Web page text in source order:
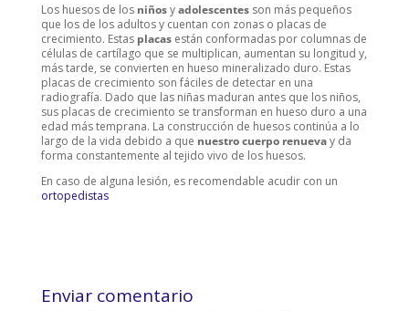
Los huesos de los niñosyadolescentes son más pequeños
que los de los adultos y cuentan con zonas o placas de
crecimiento. Estas placas están conformadas por columnas de
células de cartílago que se multiplican, aumentan su longitud y,
más tarde, se convierten en hueso mineralizado duro. Estas
placas de crecimiento son fáciles de detectar en una
radiografía. Dado que las niñas maduran antes que los niños,
sus placas de crecimiento se transforman en hueso duro a una
edad más temprana. La construcción de huesos continúa a lo
largo de la vida debido a que nuestro cuerpo renuevay da
forma constantemente al tejido vivo de los huesos.
En caso de alguna lesión, es recomendable acudir con un
ortopedistas
Enviar comentario